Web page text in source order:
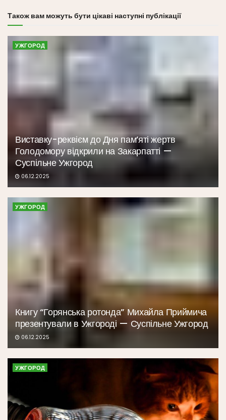
Також вам можуть бути цікаві наступні публікації
УЖГОРОД
Виставку-реквієм до Дня пам’яті жертв
Голодомору відкрили на Закарпатті —
Суспільне Ужгород
06.12.2025
УЖГОРОД
Книгу “Горянська ротонда” Михайла Приймича
презентували в Ужгороді — Суспільне Ужгород
06.12.2025
УЖГОРОД